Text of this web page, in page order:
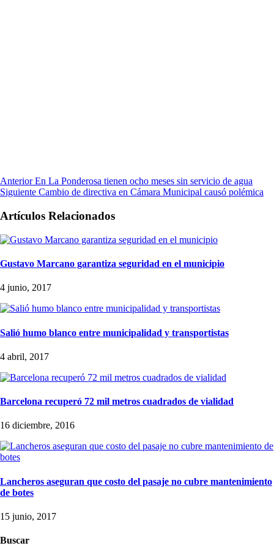
Anterior En La Ponderosa tienen ocho meses sin servicio de agua
Siguiente Cambio de directiva en Cámara Municipal causó polémica
Artículos Relacionados
Gustavo Marcano garantiza seguridad en el municipio
4 junio, 2017
Salió humo blanco entre municipalidad y transportistas
4 abril, 2017
Barcelona recuperó 72 mil metros cuadrados de vialidad
16 diciembre, 2016
Lancheros aseguran que costo del pasaje no cubre mantenimiento
de botes
15 junio, 2017
Buscar